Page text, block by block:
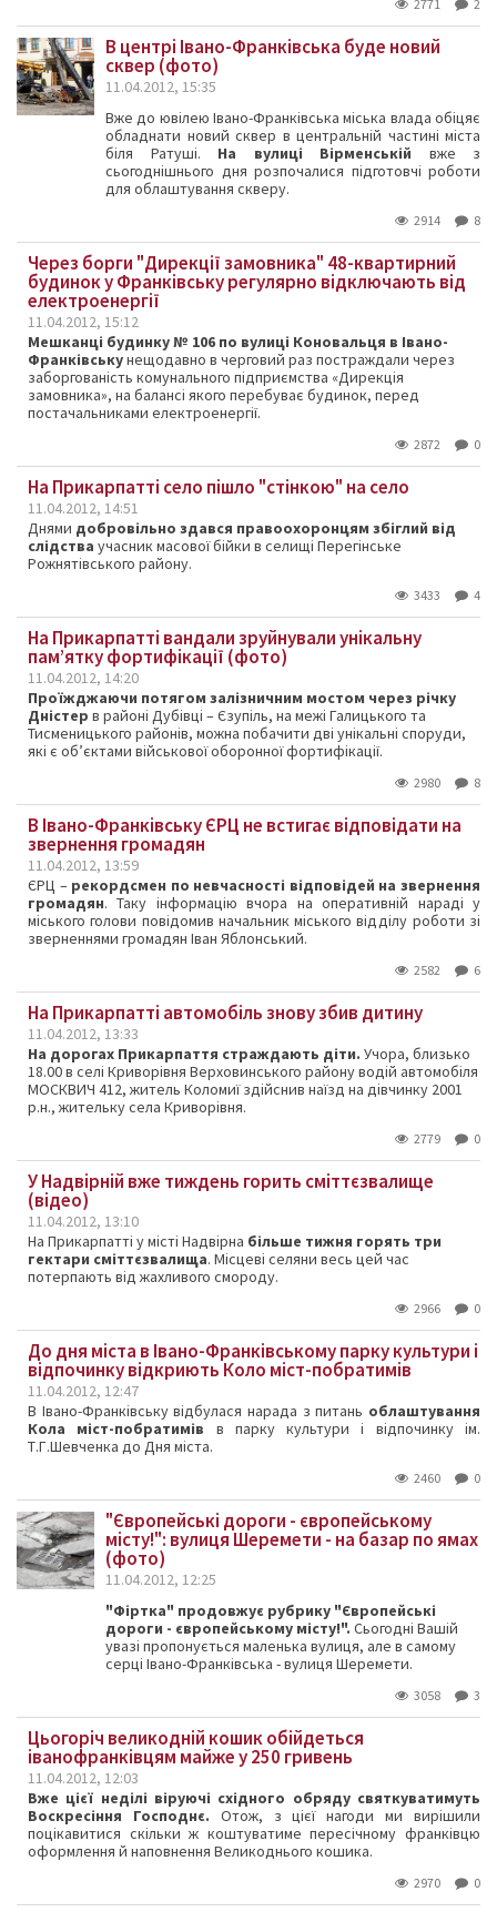
2771 2
В центрі Івано-Франківська буде новий
сквер (фото)
11.04.2012, 15:35
Вже до ювілею Івано-Франківська міська влада обіцяє
обладнати новий сквер в центральній частині міста
біля Ратуші. На вулиці Вірменській вже з
сьогоднішнього дня розпочалися підготовчі роботи
для облаштування скверу.
2914 8
Через борги "Дирекції замовника" 48-квартирний
будинок у Франківську регулярно відключають від
електроенергії
11.04.2012, 15:12
Мешканці будинку № 106 по вулиці Коновальця в Івано-
Франківськунещодавно в черговий раз постраждали через
заборгованість комунального підприємства «Дирекція
замовника», на балансі якого перебуває будинок, перед
постачальниками електроенергії.
2872 0
На Прикарпатті село пішло "стінкою" на село
11.04.2012, 14:51
Днями добровільно здався правоохоронцям збіглий від
слідства учасник масової бійки в селищі Перегінське
Рожнятівського району.
3433 4
На Прикарпатті вандали зруйнували унікальну
пам’ятку фортифікації (фото)
11.04.2012, 14:20
Проїжджаючи потягом залізничним мостом через річку
Дністер в районі Дубівці – Єзупіль, на межі Галицького та
Тисменицького районів, можна побачити дві унікальні споруди,
які є об’єктами військової оборонної фортифікації.
2980 8
В Івано-Франківську ЄРЦ не встигає відповідати на
звернення громадян
11.04.2012, 13:59
ЄРЦ – рекордсмен по невчасності відповідей на звернення
громадян. Таку інформацію вчора на оперативній нараді у
міського голови повідомив начальник міського відділу роботи зі
зверненнями громадян Іван Яблонський.
2582 6
На Прикарпатті автомобіль знову збив дитину
11.04.2012, 13:33
На дорогах Прикарпаття страждають діти. Учора, близько
18.00 в селі Криворівня Верховинського району водій автомобіля
МОСКВИЧ 412, житель Коломиї здійснив наїзд на дівчинку 2001
р.н., жительку села Криворівня.
2779 0
У Надвірній вже тиждень горить сміттєзвалище
(відео)
11.04.2012, 13:10
На Прикарпатті у місті Надвірна більше тижня горять три
гектари сміттєзвалища. Місцеві селяни весь цей час
потерпають від жахливого смороду.
2966 0
До дня міста в Івано-Франківському парку культури і
відпочинку відкриють Коло міст-побратимів
11.04.2012, 12:47
В Івано-Франківську відбулася нарада з питань облаштування
Кола міст-побратимів в парку культури і відпочинку ім.
Т.Г.Шевченка до Дня міста.
2460 0
"Європейські дороги - європейському
місту!": вулиця Шеремети - на базар по ямах
(фото)
11.04.2012, 12:25
"Фіртка" продовжує рубрику "Європейські
дороги - європейському місту!". Сьогодні Вашій
увазі пропонується маленька вулиця, але в самому
серці Івано-Франківська - вулиця Шеремети.
3058 3
Цьогоріч великодній кошик обійдеться
іванофранківцям майже у 250 гривень
11.04.2012, 12:03
Вже цієї неділі віруючі східного обряду святкуватимуть
Воскресіння Господнє. Отож, з цієї нагоди ми вирішили
поцікавитися скільки ж коштуватиме пересічному франківцю
оформлення й наповнення Великоднього кошика.
2970 0